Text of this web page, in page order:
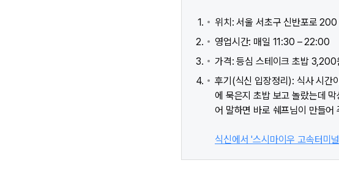
위치: 서울 서초구 신반포로
영업시간: 매일 11:30 – 22:00
가격: 등심 스테이크 초밥
후기(식신 입장정리): 식사 시간
에 묵은지 초밥 보고 놀랐는데
어 말하면 바로 쉐프님이 만들어
식신에서 '스시마이우 고속터미